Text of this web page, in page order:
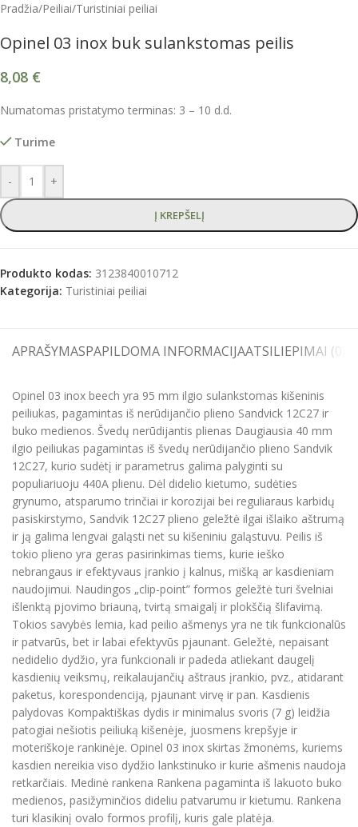
Pradžia/Peiliai/Turistiniai peiliai
Opinel 03 inox buk sulankstomas peilis
8,08 €
Numatomas pristatymo terminas: 3 – 10 d.d.
Turime
- +
Į KREPŠELĮ
Produkto kodas: 3123840010712
Kategorija: Turistiniai peiliai
APRAŠYMASPAPILDOMA INFORMACIJAATSILIEPIMAI (0)
Opinel 03 inox beech yra 95 mm ilgio sulankstomas kišeninis
peiliukas, pagamintas iš nerūdijančio plieno Sandvick 12C27 ir
buko medienos. Švedų nerūdijantis plienas Daugiausia 40 mm
ilgio peiliukas pagamintas iš švedų nerūdijančio plieno Sandvik
12C27, kurio sudėtį ir parametrus galima palyginti su
populiariuoju 440A plienu. Dėl didelio kietumo, sudėties
grynumo, atsparumo trinčiai ir korozijai bei reguliaraus karbidų
pasiskirstymo, Sandvik 12C27 plieno geležtė ilgai išlaiko aštrumą
ir ją galima lengvai galąsti net su kišeniniu galąstuvu. Peilis iš
tokio plieno yra geras pasirinkimas tiems, kurie ieško
nebrangaus ir efektyvaus įrankio į kalnus, mišką ar kasdieniam
naudojimui. Naudingos „clip-point” formos geležtė turi švelniai
išlenktą pjovimo briauną, tvirtą smaigalį ir plokščią šlifavimą.
Tokios savybės lemia, kad peilio ašmenys yra ne tik funkcionalūs
ir patvarūs, bet ir labai efektyvūs pjaunant. Geležtė, nepaisant
nedidelio dydžio, yra funkcionali ir padeda atliekant daugelį
kasdienių veiksmų, reikalaujančių aštraus įrankio, pvz., atidarant
paketus, korespondenciją, pjaunant virvę ir pan. Kasdienis
palydovas Kompaktiškas dydis ir minimalus svoris (7 g) leidžia
patogiai nešiotis peiliuką kišenėje, juosmens krepšyje ir
moteriškoje rankinėje. Opinel 03 inox skirtas žmonėms, kuriems
kasdien nereikia viso dydžio lankstinuko ir kurie ašmenis naudoja
retkarčiais. Medinė rankena Rankena pagaminta iš lakuoto buko
medienos, pasižyminčios dideliu patvarumu ir kietumu. Rankena
turi klasikinį ovalo formos profilį, kuris gale platėja.